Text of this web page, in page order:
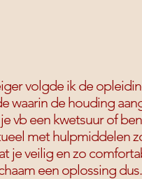
volgde ik de
waarin de houding
vb een kwetsuur of
met hulpmiddelen
je veilig en zo
een oplossing dus.